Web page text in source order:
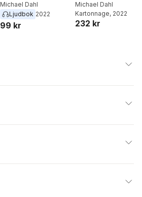
Michael Dahl
Ljudbok 2022
99 kr
Michael Dahl
Kartonnage, 2022
232 kr